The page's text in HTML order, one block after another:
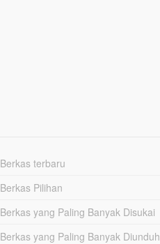
Berkas terbaru
Berkas Pilihan
Berkas yang Paling Banyak Disukai
Berkas yang Paling Banyak Diunduh